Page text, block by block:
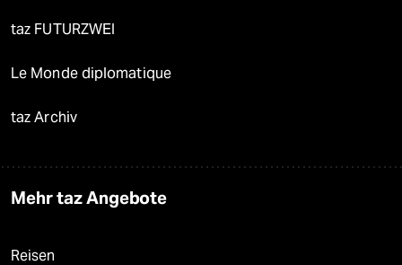
taz FUTURZWEI
Le Monde diplomatique
taz Archiv
Mehr taz Angebote
Reisen